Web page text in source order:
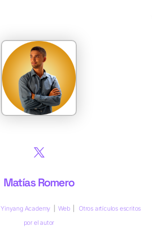
Matías Romero
Yinyang Academy Web
Otros artículos escritos
por el autor